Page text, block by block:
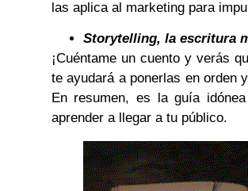
las aplica al marketing para
Storytelling, la escritura
¡Cuéntame un cuento y verás
te ayudará a ponerlas en orden y
En resumen, es la guía
aprender a llegar a tu público.